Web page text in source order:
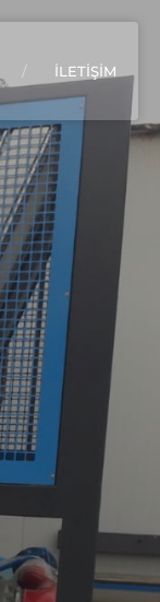
İLETİŞİM